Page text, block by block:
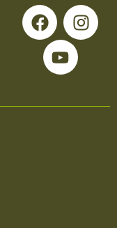
F
a
c
e
o
I
n
s
g
Y
o
u
t
u
b